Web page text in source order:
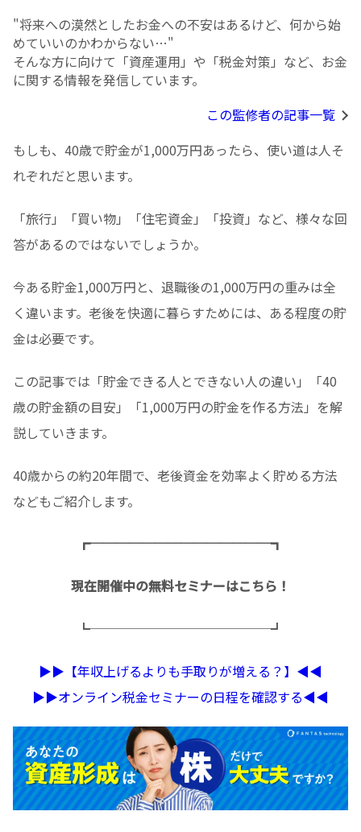
"将来への漠然としたお⾦への不安はあるけど、何から始
めていいのかわからない…"
そんな方に向けて「資産運用」や「税金対策」など、お金
に関する情報を発信しています。
この監修者の記事一覧
もしも、40歳で貯金が1,000万円あったら、使い道は人そ
れぞれだと思います。
「旅行」「買い物」「住宅資金」「投資」など、様々な回
答があるのではないでしょうか。
今ある貯金1,000万円と、退職後の1,000万円の重みは全
く違います。老後を快適に暮らすためには、ある程度の貯
金は必要です。
この記事では「貯金できる人とできない人の違い」「40
歳の貯金額の目安」「1,000万円の貯金を作る方法」を解
説していきます。
40歳からの約20年間で、老後資金を効率よく貯める方法
などもご紹介します。
┏──────────────┓
現在開催中の無料セミナーはこちら！
┗──────────────┛
▶︎▶︎【年収上げるよりも手取りが増える？】◀︎◀︎
▶︎▶︎オンライン税金セミナーの日程を確認する◀︎◀︎